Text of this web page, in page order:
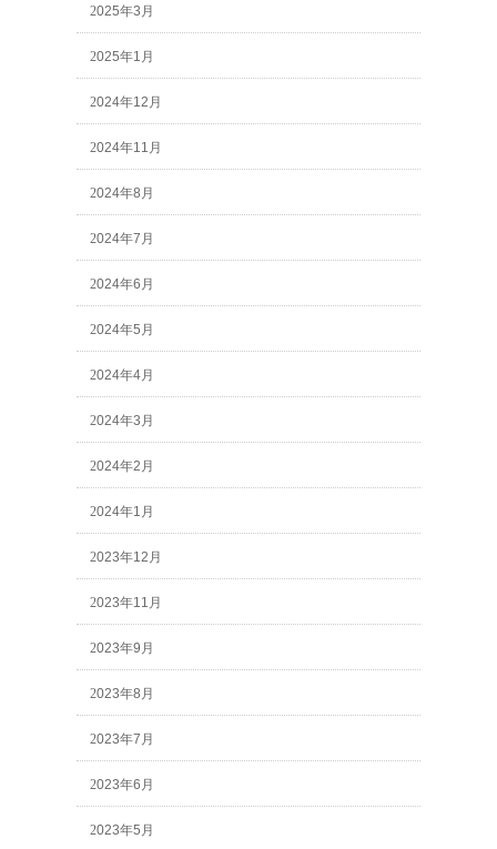
2025年3月
2025年1月
2024年12月
2024年11月
2024年8月
2024年7月
2024年6月
2024年5月
2024年4月
2024年3月
2024年2月
2024年1月
2023年12月
2023年11月
2023年9月
2023年8月
2023年7月
2023年6月
2023年5月